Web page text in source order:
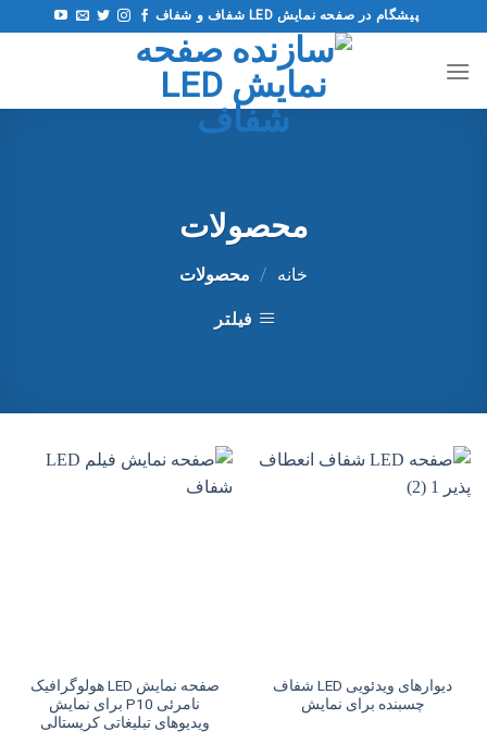
به
محتوا
پیشگام در صفحه نمایش LED شفاف و شفاف
محصولات
خانه / محصولات
فیلتر
دیوارهای ویدئویی LED شفاف
چسبنده برای نمایش
صفحه نمایش LED هولوگرافیک
نامرئی P10 برای نمایش
ویدیوهای تبلیغاتی کریستالی